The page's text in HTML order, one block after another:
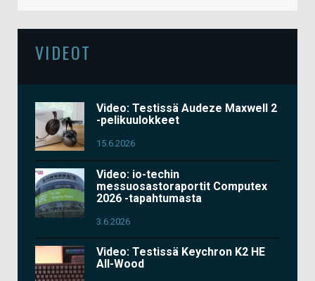
VIDEOT
Video: Testissä Audeze Maxwell 2
-pelikuulokkeet
15.6.2026
Video: io-techin
messuosastoraportit Computex
2026 -tapahtumasta
3.6.2026
Video: Testissä Keychron K2 HE
All-Wood